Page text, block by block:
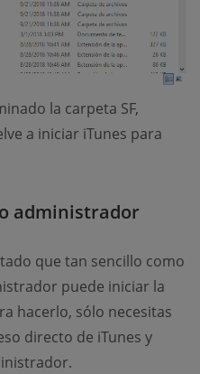
la carpeta SF,
a iniciar iTunes para
administrador
que tan sencillo como
puede iniciar la
hacerlo, sólo necesitas
directo de iTunes y